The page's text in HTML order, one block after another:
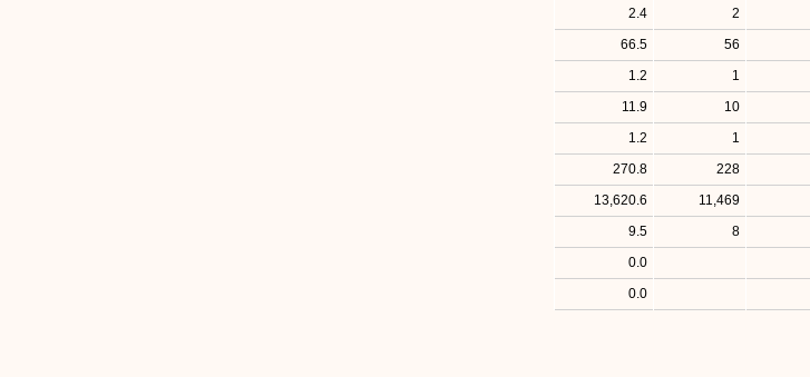
2
2.4
56
66.5
1
1.2
10
11.9
1
1.2
228
270.8
11,469
13,620.6
8
9.5
0.0
0.0